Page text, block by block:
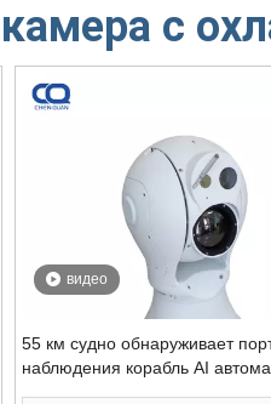
с
видео
55 км судно обнаруживает
наблюдения корабль AI
отслеживание изображения